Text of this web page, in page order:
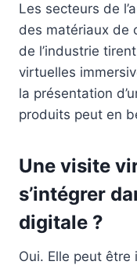
Les secteurs de
des matériaux de
de l’industrie
virtuelles
la présentation
produits peut en
Une visite
s’intégrer
digitale ?
Oui. Elle peut